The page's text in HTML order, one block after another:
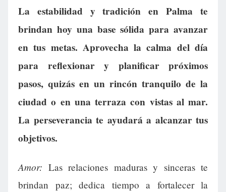
La estabilidad y tradición en Palma te
brindan hoy una base sólida para avanzar
en tus metas. Aprovecha la calma del día
para reflexionar y planificar próximos
pasos, quizás en un rincón tranquilo de la
ciudad o en una terraza con vistas al mar.
La perseverancia te ayudará a alcanzar tus
objetivos.
Amor: Las relaciones maduras y sinceras te
brindan paz; dedica tiempo a fortalecer la